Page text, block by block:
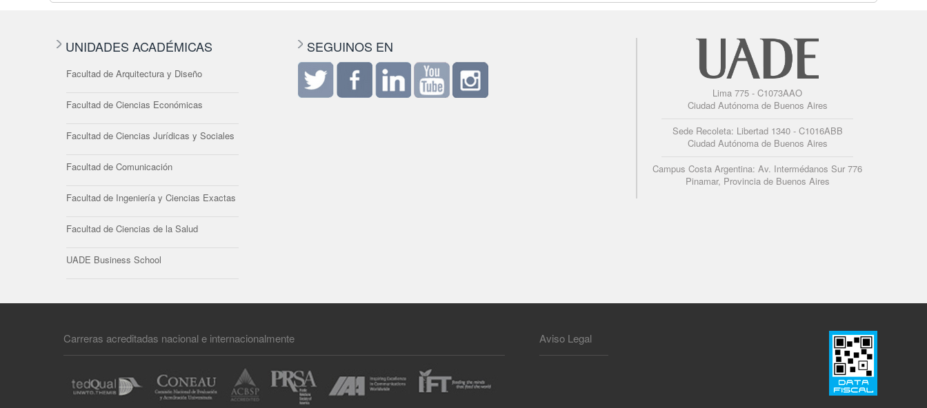
UNIDADES ACADÉMICAS
Facultad de Arquitectura y Diseño
Facultad de Ciencias Económicas
Facultad de Ciencias Jurídicas y Sociales
Facultad de Comunicación
Facultad de Ingeniería y Ciencias Exactas
Facultad de Ciencias de la Salud
UADE Business School
SEGUINOS EN
Lima 775 - C1073AAO
Ciudad Autónoma de Buenos Aires
Sede Recoleta: Libertad 1340 - C1016ABB
Ciudad Autónoma de Buenos Aires
Campus Costa Argentina: Av. Intermédanos Sur 776
Pinamar, Provincia de Buenos Aires
Carreras acreditadas nacional e internacionalmente Aviso Legal